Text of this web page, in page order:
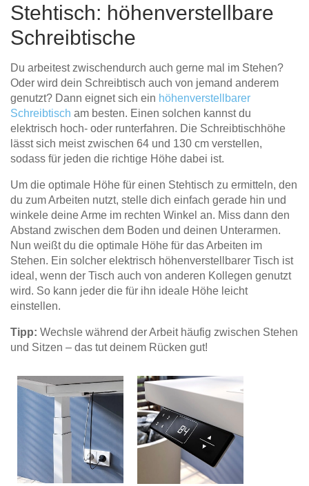
Stehtisch: höhenverstellbare
Schreibtische
Du arbeitest zwischendurch auch gerne mal im Stehen?
Oder wird dein Schreibtisch auch von jemand anderem
genutzt? Dann eignet sich ein höhenverstellbarer
Schreibtisch am besten. Einen solchen kannst du
elektrisch hoch- oder runterfahren. Die Schreibtischhöhe
lässt sich meist zwischen 64 und 130 cm verstellen,
sodass für jeden die richtige Höhe dabei ist.
Um die optimale Höhe für einen Stehtisch zu ermitteln, den
du zum Arbeiten nutzt, stelle dich einfach gerade hin und
winkele deine Arme im rechten Winkel an. Miss dann den
Abstand zwischen dem Boden und deinen Unterarmen.
Nun weißt du die optimale Höhe für das Arbeiten im
Stehen. Ein solcher elektrisch höhenverstellbarer Tisch ist
ideal, wenn der Tisch auch von anderen Kollegen genutzt
wird. So kann jeder die für ihn ideale Höhe leicht
einstellen.
Tipp: Wechsle während der Arbeit häufig zwischen Stehen
und Sitzen – das tut deinem Rücken gut!